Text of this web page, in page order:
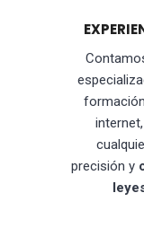
precisión y